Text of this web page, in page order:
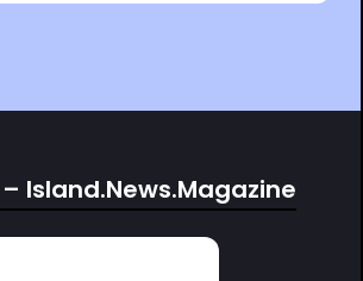
– Island.News.Magazine